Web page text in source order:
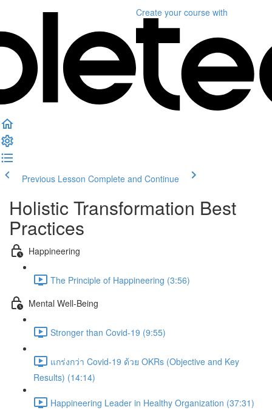
Create your course with
Previous Lesson Complete and Continue
Holistic Transformation Best
Practices
Happineering
The Principle of Happineering (3:56)
Mental Well-Being
Stronger than Covid-19 (9:55)
แกร่งกว่า Covid-19 ด้วย OKRs (Objective and Key
Results) (14:14)
Happineering Leader in Healthy Organization (37:31)